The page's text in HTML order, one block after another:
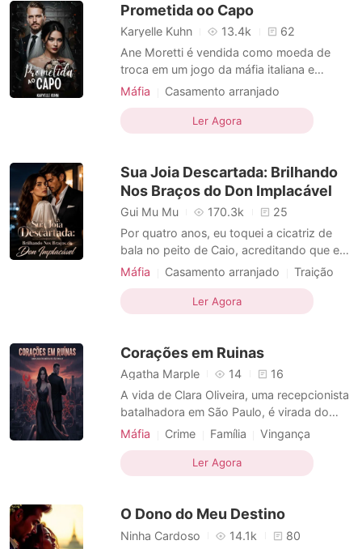
família poderosa que prosperou traindo
alianças e des
Desenvolvimento dos personagens
Moderno
Prometida oo Capo
Karyelle Kuhn 13.4k
62
Ane Moretti é vendida como moeda de
troca em um jogo da máfia italiana e
forçada a um noivado com Sebastian
acostumado a controlar tudo - inclusive
pessoas. O que começa como um acordo
uma guerra silenciosa entre desejo, ódio
Máfia
Casamento arranjado
Máfia em dívida
Romance
Ler Agora
Sua Joia Descartada: Brilhando
Nos Braços do Don Implacável
Gui Mu Mu 170.3k
25
Por quatro anos, eu toquei a cicatriz de
bala no peito de Caio, acreditando que era
a prova de que ele sangraria para me
me disse para vestir branco porque "esta
noite muda tudo". Entrei no baile de gala
disso, fiquei pa
Máfia Casamento arranjado
Traição
Vingança
Protagonista feminina
Máfia em dívida
Ler Agora
Corações em Ruinas
Agatha Marple 14
16
A vida de Clara Oliveira, uma recepcionista
batalhadora em São Paulo, é virada do
avesso quando ela se vê encurralada por
namorado, Marcos. No momento mais
desesperador, ela é resgatada por Antony,
financeiro que a retira da misé
Máfia Crime Família
Vingança
Heroína
Máfia Urbano
Corajosos
Dominante
Máfia em dívida
Ler Agora
O Dono do Meu Destino
Ninha Cardoso 14.1k
80